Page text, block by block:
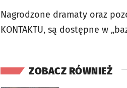
Nagrodzone dramaty oraz
KONTAKTU, są dostępne w
ZOBACZ RÓWNIEŻ